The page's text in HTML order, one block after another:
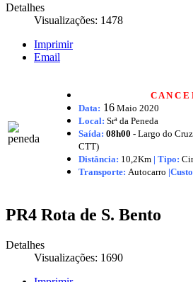
Detalhes
Visualizações: 1478
Imprimir
Email
C A N C E
Data: 16 Maio 2020
Local: Srª da Peneda
Saída: 08h00 - Largo do
CTT)
Distância: 10,2Km | Tipo:
Transporte: Autocarro |
PR4 Rota de S. Bento
Detalhes
Visualizações: 1690